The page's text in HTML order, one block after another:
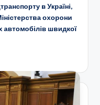
в Україні,
охорони
автомобілів швидкої